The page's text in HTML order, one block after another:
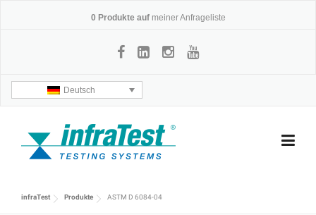
0 Produkte auf meiner Anfrageliste
Deutsch
infraTest Produkte ASTM D 6084-04